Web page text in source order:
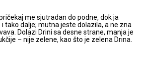
me sjutradan do podne, dok ja
tako dalje; mutna jeste dolazila, a ne zna
Dolazi Drini sa desne strane, manja je
– nije zelene, kao što je zelena Drina.